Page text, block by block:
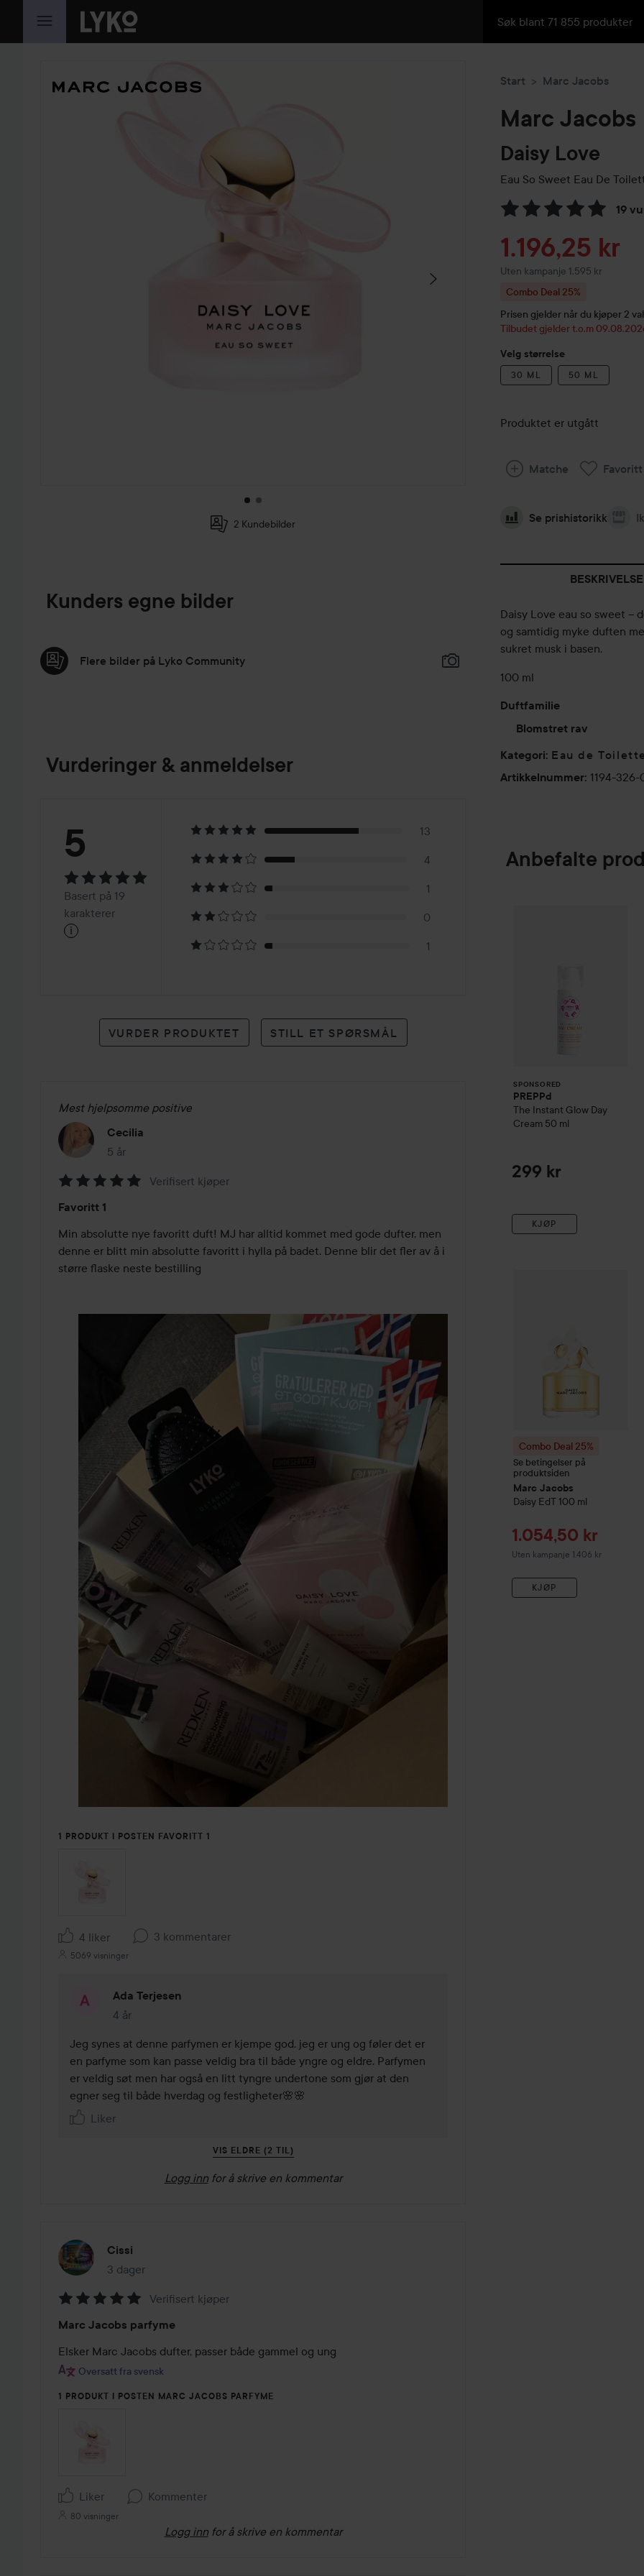
GÅ TIL INNHOLD
HOPP OVER SEKSJON
2 Kundebilder
Kunders egne bilder
Flere bilder på Lyko Community
Vurderinger & anmeldelser
Vurdering:
5Basert
på
karakterer
5
Basert på 19
karakterer
i
13
4
1
0
1
VURDER PRODUKTET STILL ET SPØRSMÅL
Mest hjelpsomme positive
Cecilia
5 år
Innlegget ble opprettet 5 år
5
av
5
Verifisert kjøper
Favoritt 1
Min absolutte nye favoritt duft! MJ har alltid kommet med gode dufter, men
denne er blitt min absolutte favoritt i hylla på badet. Denne blir det fler av å i
større flaske neste bestilling
1 PRODUKT I POSTEN FAVORITT 1
4 liker 3 kommentarer
5069 visninger
Ada Terjesen
4 år
Kommentaren lades 4 år
Jeg synes at denne parfymen er kjempe god. jeg er ung og føler det er
en parfyme som kan passe veldig bra til både yngre og eldre. Parfymen
er veldig søt men har også en litt tyngre undertone som gjør at den
egner seg til både hverdag og festligheter🌸🌸
Liker
VIS ELDRE (2 TIL)
Logg inn for å skrive en kommentar
Cissi
3 dager
Innlegget ble opprettet 3 dager
5
av
5
Verifisert kjøper
Marc Jacobs parfyme
Elsker Marc Jacobs dufter, passer både gammel og ung
Oversatt fra svensk
1 PRODUKT I POSTEN MARC JACOBS PARFYME
Liker Kommenter
80 visninger
Logg inn for å skrive en kommentar
Start Marc Jacobs
Marc Jacobs
Daisy Love
Eau So Sweet Eau De
19
Gå til Vurderinger &
Tilbudspris
1.196,25 kr
Uten kampanje 1.595 kr
Combo Deal 25%
Prisen gjelder når du kjøper 2
Tilbudet gjelder t.o.m
Velg størrelse
30 ML 50 ML
Produktet er utgått
Matche Favoritt
Se prishistorikk
BESKRIVELSE
Daisy Love eau so sweet –
og samtidig myke duften
sukret musk i basen.
100 ml
Duftfamilie
Blomstret rav
Kategori: Eau de Toilette
Artikkelnummer: 1194-326-
Anbefalte
SPONSORED
PREPPd
The Instant Glow Day
Cream 50 ml
299 kr
KJØP
Combo Deal 25%
Se betingelser på
produktsiden
Marc Jacobs
Daisy EdT 100 ml
Tilbudspris
1.054,50 kr
Uten kampanje 1.406 kr
KJØP